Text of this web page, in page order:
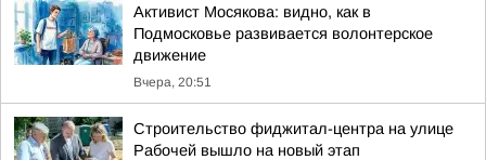
Активист Мосякова: видно, как в
Подмосковье развивается волонтерское
движение
Вчера, 20:51
Строительство фиджитал-центра на улице
Рабочей вышло на новый этап